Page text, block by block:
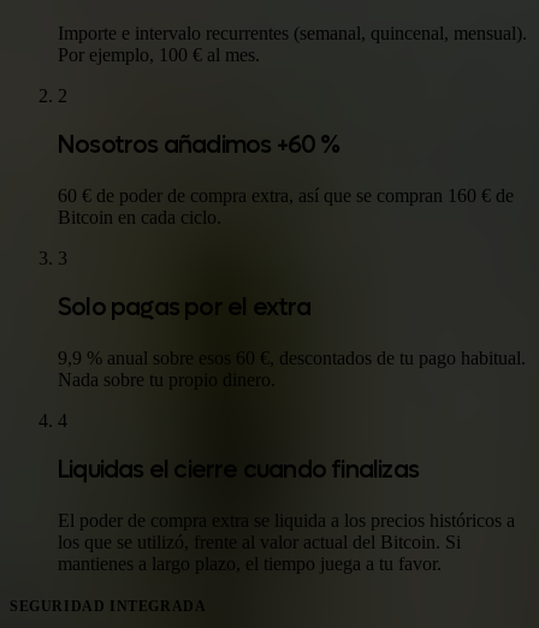
Importe e intervalo recurrentes (semanal, quincenal, mensual).
Por ejemplo, 100 € al mes.
2
Nosotros añadimos +60 %
60 € de poder de compra extra, así que se compran 160 € de
Bitcoin en cada ciclo.
3
Solo pagas por el extra
9,9 % anual sobre esos 60 €, descontados de tu pago habitual.
Nada sobre tu propio dinero.
4
Liquidas el cierre cuando finalizas
El poder de compra extra se liquida a los precios históricos a
los que se utilizó, frente al valor actual del Bitcoin. Si
mantienes a largo plazo, el tiempo juega a tu favor.
SEGURIDAD INTEGRADA